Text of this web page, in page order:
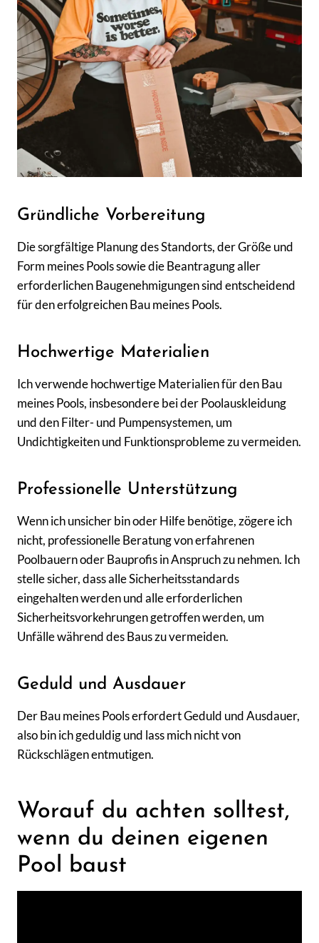
Gründliche Vorbereitung
Die sorgfältige Planung des Standorts, der Größe und
Form meines Pools sowie die Beantragung aller
erforderlichen Baugenehmigungen sind entscheidend
für den erfolgreichen Bau meines Pools.
Hochwertige Materialien
Ich verwende hochwertige Materialien für den Bau
meines Pools, insbesondere bei der Poolauskleidung
und den Filter- und Pumpensystemen, um
Undichtigkeiten und Funktionsprobleme zu vermeiden.
Professionelle Unterstützung
Wenn ich unsicher bin oder Hilfe benötige, zögere ich
nicht, professionelle Beratung von erfahrenen
Poolbauern oder Bauprofis in Anspruch zu nehmen. Ich
stelle sicher, dass alle Sicherheitsstandards
eingehalten werden und alle erforderlichen
Sicherheitsvorkehrungen getroffen werden, um
Unfälle während des Baus zu vermeiden.
Geduld und Ausdauer
Der Bau meines Pools erfordert Geduld und Ausdauer,
also bin ich geduldig und lass mich nicht von
Rückschlägen entmutigen.
Worauf du achten solltest,
wenn du deinen eigenen
Pool baust